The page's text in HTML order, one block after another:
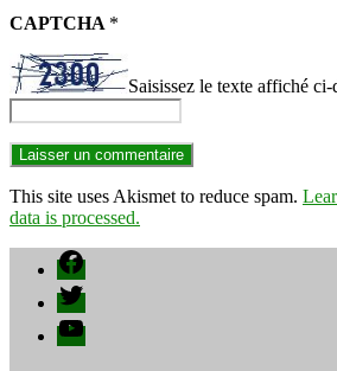
CAPTCHA *
Saisissez le texte affiché ci-
This site uses Akismet to reduce spam.
data is processed.
Facebook
Twitter
YouTube